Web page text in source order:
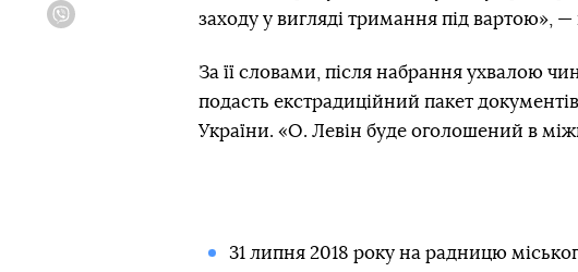
заходу у вигляді тримання під вартою»,
За її словами, після набрання ухвалою
подасть екстрадиційний пакет
України. «О. Левін буде оголошений в
31 липня 2018 року на радницю